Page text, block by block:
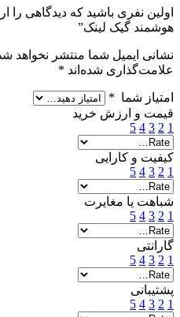
اولین نفری باشید که دیدگاهی را
هوشمند گیک لینک”
نشانی ایمیل شما منتشر نخواهد
علامت‌گذاری شده‌اند *
امتیاز شما *
قیمت و ارزش خرید
1
2
3
4
5
کیفیت و کارایی
1
2
3
4
5
شباهت یا مغایرت
1
2
3
4
5
گارانتی
1
2
3
4
5
پشتیبانی
1
2
3
4
5